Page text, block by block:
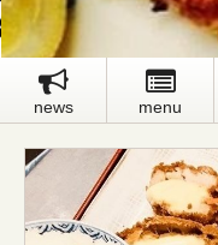
news menu